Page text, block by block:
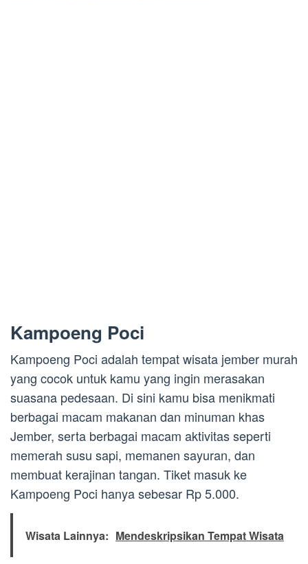
Kampoeng Poci
Kampoeng Poci adalah tempat wisata jember murah
yang cocok untuk kamu yang ingin merasakan
suasana pedesaan. Di sini kamu bisa menikmati
berbagai macam makanan dan minuman khas
Jember, serta berbagai macam aktivitas seperti
memerah susu sapi, memanen sayuran, dan
membuat kerajinan tangan. Tiket masuk ke
Kampoeng Poci hanya sebesar Rp 5.000.
Wisata Lainnya: Mendeskripsikan Tempat Wisata